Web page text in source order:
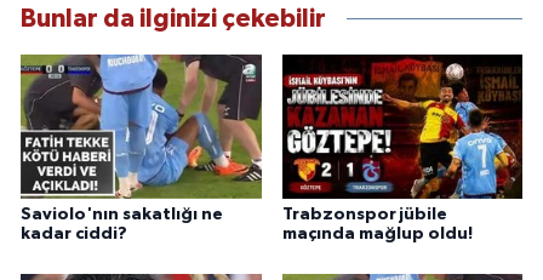
Bunlar da ilginizi çekebilir
Saviolo'nın sakatlığı ne
kadar ciddi?
Trabzonspor jübile
maçında mağlup oldu!